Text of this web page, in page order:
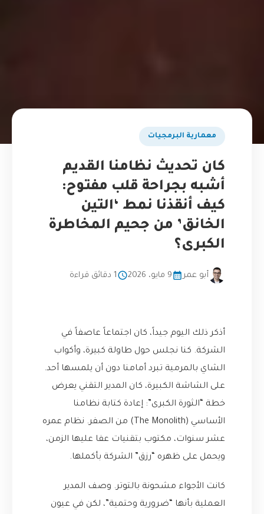
​معمارية البرمجيات
كان تحديث نظامنا القديم
أشبه بجراحة قلب مفتوح:
كيف أنقذنا نمط ‘التين
الخانق’ من جحيم المخاطرة
الكبرى؟
أبو عمر 9 مايو، 2026 1 دقائق قراءة
أذكر ذلك اليوم جيداً، كان اجتماعاً عاصفاً في
الشركة. كنا نجلس حول طاولة كبيرة، وأكواب
الشاي بالمرمية تبرد أمامنا دون أن يلمسها أحد.
على الشاشة الكبيرة، كان المدير التقني يعرض
خطة “الثورة الكبرى”: إعادة كتابة نظامنا
الأساسي (The Monolith) من الصفر. نظام عمره
عشر سنوات، مكتوب بتقنيات عفا عليها الزمن،
ويحمل على ظهره “رزق” الشركة بأكملها.
كانت الأجواء مشحونة بالتوتر. وصف المدير
العملية بأنها “ضرورية وحتمية”، لكن في عيون